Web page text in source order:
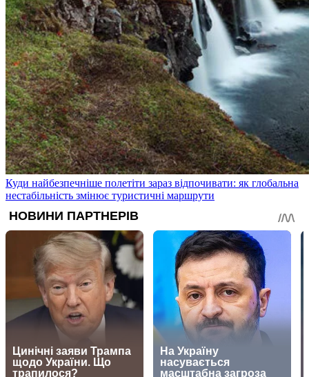
Куди найбезпечніше полетіти зараз відпочивати: як глобальна
нестабільність змінює туристичні маршрути